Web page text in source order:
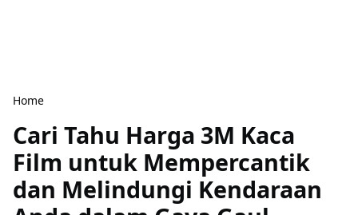
Home
Cari Tahu Harga 3M Kaca
Film untuk Mempercantik
dan Melindungi Kendaraan